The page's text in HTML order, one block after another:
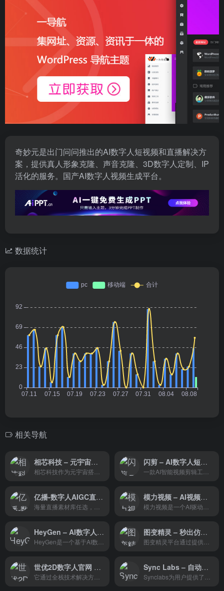
奇妙元是出门问问推出的AI数字人短视频和直播解决方
案，提供真人形象克隆、声音克隆、3D数字人定制、IP
活化的服务。国产AI数字人视频生成平台。
数据统计
相关导航
相芯科技 – 元宇宙搭建者 闪剪 – AI数字人短视频创作平台
亿播-数字人AIGC直播生成平台 模力视频 – AI视频创作平台
HeyGen – AI数字人视频制作工具 图变精灵 – 秒出仿真人的AI神器
世优2D数字人官网 – AI驱动的交互式数字人 Sync Labs – 自动将视频与音频同步，无需训练即可实现精确的口型匹配